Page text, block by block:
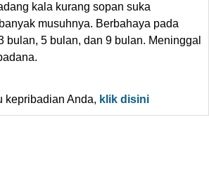
kala kurang sopan suka
musuhnya. Berbahaya pada
bulan, 5 bulan, dan 9 bulan. Meninggal
kepribadian Anda, klik disini